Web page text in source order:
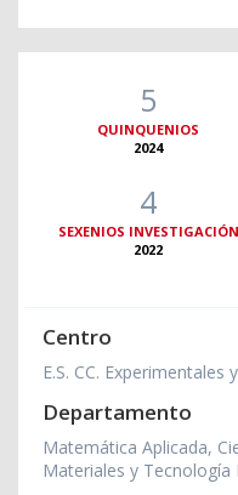
5
QUINQUENIOS
2024
4
SEXENIOS INVESTIGACIÓN
2022
Centro
E.S. CC. Experimentales
Departamento
Matemática Aplicada,
Materiales y Tecnología